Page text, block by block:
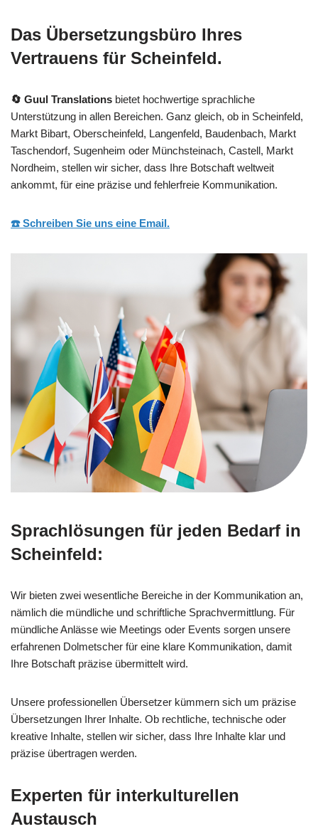
Das Übersetzungsbüro Ihres
Vertrauens für Scheinfeld.
🔄 Guul Translations bietet hochwertige sprachliche
Unterstützung in allen Bereichen. Ganz gleich, ob in Scheinfeld,
Markt Bibart, Oberscheinfeld, Langenfeld, Baudenbach, Markt
Taschendorf, Sugenheim oder Münchsteinach, Castell, Markt
Nordheim, stellen wir sicher, dass Ihre Botschaft weltweit
ankommt, für eine präzise und fehlerfreie Kommunikation.
☎️ Schreiben Sie uns eine Email.
Sprachlösungen für jeden Bedarf in
Scheinfeld:
Wir bieten zwei wesentliche Bereiche in der Kommunikation an,
nämlich die mündliche und schriftliche Sprachvermittlung. Für
mündliche Anlässe wie Meetings oder Events sorgen unsere
erfahrenen Dolmetscher für eine klare Kommunikation, damit
Ihre Botschaft präzise übermittelt wird.
Unsere professionellen Übersetzer kümmern sich um präzise
Übersetzungen Ihrer Inhalte. Ob rechtliche, technische oder
kreative Inhalte, stellen wir sicher, dass Ihre Inhalte klar und
präzise übertragen werden.
Experten für interkulturellen
Austausch